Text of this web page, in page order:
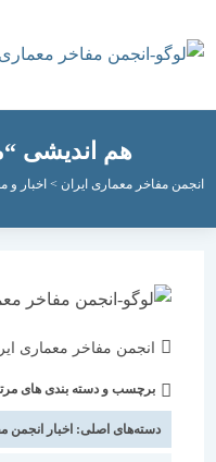
هم اندیشی
مفاخر معماری ایران > اخبار و مقالات>
انجمن مفاخر معماری ایران
برچسب و دسته بندی های مرتبط به
دسته‌های اصلی:اخبار انجمن مفاخر